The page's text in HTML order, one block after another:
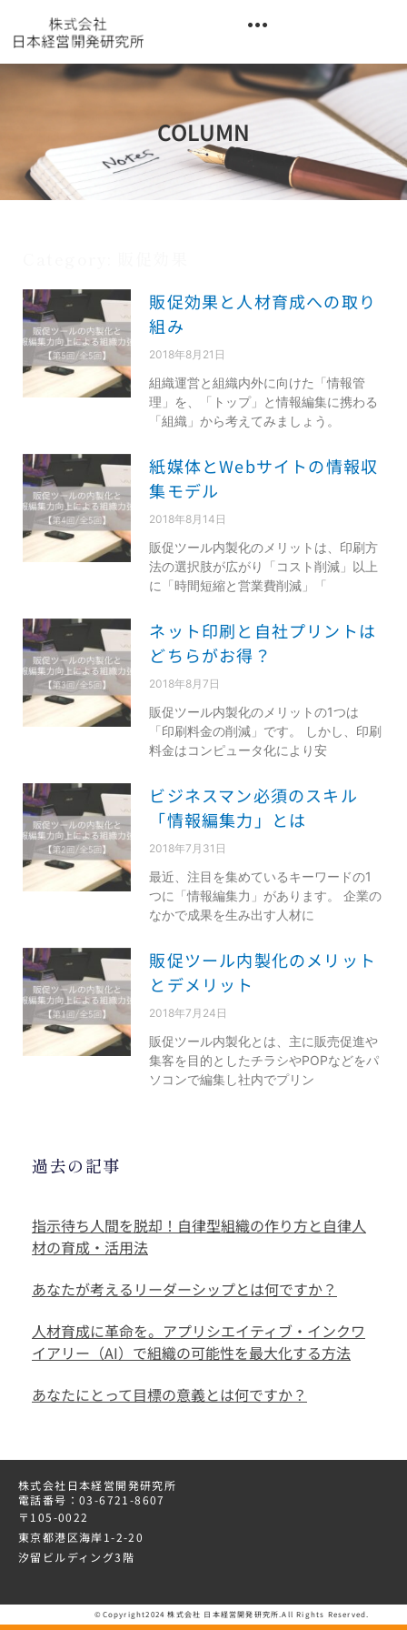
COLUMN
販促効果と人材育成への取り
組み
2018年8月21日
組織運営と組織内外に向けた「情報管
理」を、「トップ」と情報編集に携わる
「組織」から考えてみましょう。
紙媒体とWebサイトの情報収
集モデル
2018年8月14日
販促ツール内製化のメリットは、印刷方
法の選択肢が広がり「コスト削減」以上
に「時間短縮と営業費削減」「
ネット印刷と自社プリントは
どちらがお得？
2018年8月7日
販促ツール内製化のメリットの1つは
「印刷料金の削減」です。 しかし、印刷
料金はコンピュータ化により安
ビジネスマン必須のスキル
「情報編集力」とは
2018年7月31日
最近、注目を集めているキーワードの1
つに「情報編集力」があります。 企業の
なかで成果を生み出す人材に
販促ツール内製化のメリット
とデメリット
2018年7月24日
販促ツール内製化とは、主に販売促進や
集客を目的としたチラシやPOPなどをパ
ソコンで編集し社内でプリン
過去の記事
指示待ち人間を脱却！自律型組織の作り方と自律人
材の育成・活用法
あなたが考えるリーダーシップとは何ですか？
人材育成に革命を。アプリシエイティブ・インクワ
イアリー（AI）で組織の可能性を最大化する方法
あなたにとって目標の意義とは何ですか？
株式会社日本経営開発研究所
電話番号：03-6721-8607
〒105-0022
東京都港区海岸1-2-20
汐留ビルディング3階
©Copyright2024 株式会社 日本経営開発研究所.All Rights Reserved.